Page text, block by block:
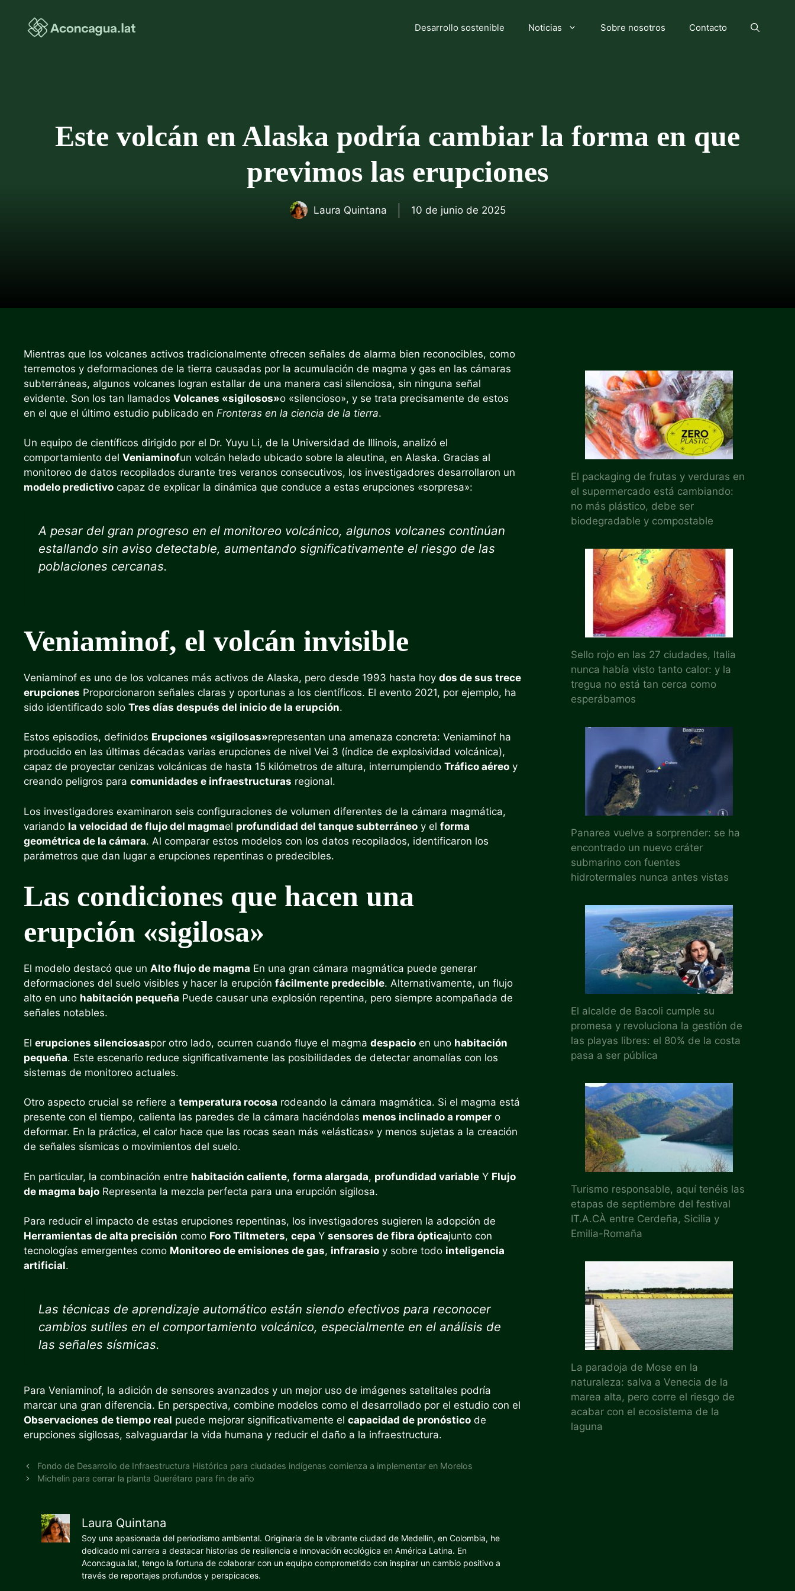
contenido
Desarrollo sostenible Noticias Sobre nosotros Contacto
Este volcán en Alaska podría cambiar la forma en que
previmos las erupciones
Laura Quintana 10 de junio de 2025
Mientras que los volcanes activos tradicionalmente ofrecen señales de alarma bien reconocibles, como
terremotos y deformaciones de la tierra causadas por la acumulación de magma y gas en las cámaras
subterráneas, algunos volcanes logran estallar de una manera casi silenciosa, sin ninguna señal
evidente. Son los tan llamados Volcanes «sigilosos»o «silencioso», y se trata precisamente de estos
en el que el último estudio publicado en Fronteras en la ciencia de la tierra.
Un equipo de científicos dirigido por el Dr. Yuyu Li, de la Universidad de Illinois, analizó el
comportamiento del Veniaminofun volcán helado ubicado sobre la aleutina, en Alaska. Gracias al
monitoreo de datos recopilados durante tres veranos consecutivos, los investigadores desarrollaron un
modelo predictivo capaz de explicar la dinámica que conduce a estas erupciones «sorpresa»:
A pesar del gran progreso en el monitoreo volcánico, algunos volcanes continúan
estallando sin aviso detectable, aumentando significativamente el riesgo de las
poblaciones cercanas.
Veniaminof, el volcán invisible
Veniaminof es uno de los volcanes más activos de Alaska, pero desde 1993 hasta hoy dos de sus trece
erupciones Proporcionaron señales claras y oportunas a los científicos. El evento 2021, por ejemplo, ha
sido identificado solo Tres días después del inicio de la erupción.
Estos episodios, definidos Erupciones «sigilosas»representan una amenaza concreta: Veniaminof ha
producido en las últimas décadas varias erupciones de nivel Vei 3 (índice de explosividad volcánica),
capaz de proyectar cenizas volcánicas de hasta 15 kilómetros de altura, interrumpiendo Tráfico aéreo y
creando peligros para comunidades e infraestructuras regional.
Los investigadores examinaron seis configuraciones de volumen diferentes de la cámara magmática,
variando la velocidad de flujo del magmael profundidad del tanque subterráneo y el forma
geométrica de la cámara. Al comparar estos modelos con los datos recopilados, identificaron los
parámetros que dan lugar a erupciones repentinas o predecibles.
Las condiciones que hacen una
erupción «sigilosa»
El modelo destacó que un Alto flujo de magma En una gran cámara magmática puede generar
deformaciones del suelo visibles y hacer la erupción fácilmente predecible. Alternativamente, un flujo
alto en uno habitación pequeña Puede causar una explosión repentina, pero siempre acompañada de
señales notables.
El erupciones silenciosaspor otro lado, ocurren cuando fluye el magma despacio en uno habitación
pequeña. Este escenario reduce significativamente las posibilidades de detectar anomalías con los
sistemas de monitoreo actuales.
Otro aspecto crucial se refiere a temperatura rocosa rodeando la cámara magmática. Si el magma está
presente con el tiempo, calienta las paredes de la cámara haciéndolas menos inclinado a romper o
deformar. En la práctica, el calor hace que las rocas sean más «elásticas» y menos sujetas a la creación
de señales sísmicas o movimientos del suelo.
En particular, la combinación entre habitación caliente, forma alargada, profundidad variable Y Flujo
de magma bajo Representa la mezcla perfecta para una erupción sigilosa.
Para reducir el impacto de estas erupciones repentinas, los investigadores sugieren la adopción de
Herramientas de alta precisión como Foro Tiltmeters, cepa Y sensores de fibra ópticajunto con
tecnologías emergentes como Monitoreo de emisiones de gas, infrarasio y sobre todo inteligencia
artificial.
Las técnicas de aprendizaje automático están siendo efectivos para reconocer
cambios sutiles en el comportamiento volcánico, especialmente en el análisis de
las señales sísmicas.
Para Veniaminof, la adición de sensores avanzados y un mejor uso de imágenes satelitales podría
marcar una gran diferencia. En perspectiva, combine modelos como el desarrollado por el estudio con el
Observaciones de tiempo real puede mejorar significativamente el capacidad de pronóstico de
erupciones sigilosas, salvaguardar la vida humana y reducir el daño a la infraestructura.
Fondo de Desarrollo de Infraestructura Histórica para ciudades indígenas comienza a implementar en Morelos
Michelin para cerrar la planta Querétaro para fin de año
Laura Quintana
Soy una apasionada del periodismo ambiental. Originaria de la vibrante ciudad de Medellín, en Colombia, he
dedicado mi carrera a destacar historias de resiliencia e innovación ecológica en América Latina. En
Aconcagua.lat, tengo la fortuna de colaborar con un equipo comprometido con inspirar un cambio positivo a
través de reportajes profundos y perspicaces.
El packaging de frutas y verduras en
el supermercado está cambiando:
no más plástico, debe ser
biodegradable y compostable
Sello rojo en las 27 ciudades, Italia
nunca había visto tanto calor: y la
tregua no está tan cerca como
esperábamos
Panarea vuelve a sorprender: se ha
encontrado un nuevo cráter
submarino con fuentes
hidrotermales nunca antes vistas
El alcalde de Bacoli cumple su
promesa y revoluciona la gestión de
las playas libres: el 80% de la costa
pasa a ser pública
Turismo responsable, aquí tenéis las
etapas de septiembre del festival
IT.A.CÀ entre Cerdeña, Sicilia y
Emilia-Romaña
La paradoja de Mose en la
naturaleza: salva a Venecia de la
marea alta, pero corre el riesgo de
acabar con el ecosistema de la
laguna